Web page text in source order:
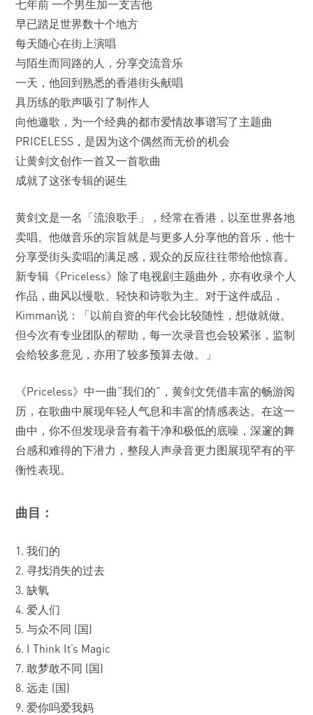
七年前 一个男生加一支吉他
早已踏足世界数十个地方
每天随心在街上演唱
与陌生而同路的人，分享交流音乐
一天，他回到熟悉的香港街头献唱
具历练的歌声吸引了制作人
向他邀歌，为一个经典的都市爱情故事谱写了主题曲
PRICELESS，是因为这个偶然而无价的机会
让黄剑文创作一首又一首歌曲
成就了这张专辑的诞生
黄剑文是一名「流浪歌手」，经常在香港，以至世界各地
卖唱。他做音乐的宗旨就是与更多人分享他的音乐，他十
分享受街头卖唱的满足感，观众的反应往往带给他惊喜。
新专辑《Priceless》除了电视剧主题曲外，亦有收录个人
作品，曲风以慢歌、轻快和诗歌为主。对于这件成品，
Kimman说：「以前自资的年代会比较随性，想做就做。
但今次有专业团队的帮助，每一次录音也会较紧张，监制
会给较多意见，亦用了较多预算去做。」
《Priceless》中一曲“我们的”，黄剑文凭借丰富的畅游阅
历，在歌曲中展现年轻人气息和丰富的情感表达。在这一
曲中，你不但发现录音有着干净和极低的底噪，深邃的舞
台感和难得的下潜力，整段人声录音更力图展现罕有的平
衡性表现。
曲目：
1. 我们的
2. 寻找消失的过去
3. 缺氧
4. 爱人们
5. 与众不同 (国)
6. I Think It’s Magic
7. 敢梦敢不同 (国)
8. 远走 (国)
9. 爱你吗爱我妈